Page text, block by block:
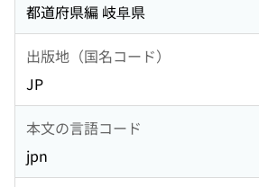
都道府県編 岐阜県
出版地（国名コード）
JP
本文の言語コード
jpn